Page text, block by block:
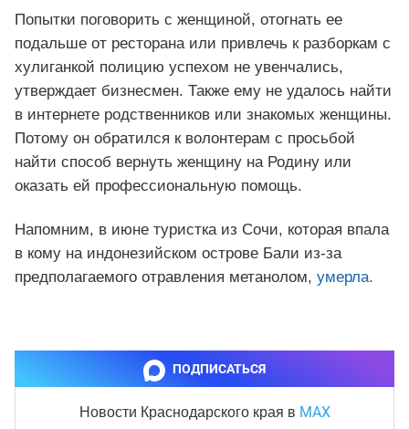
Попытки поговорить с женщиной, отогнать ее
подальше от ресторана или привлечь к разборкам с
хулиганкой полицию успехом не увенчались,
утверждает бизнесмен. Также ему не удалось найти
в интернете родственников или знакомых женщины.
Потому он обратился к волонтерам с просьбой
найти способ вернуть женщину на Родину или
оказать ей профессиональную помощь.
Напомним, в июне туристка из Сочи, которая впала
в кому на индонезийском острове Бали из-за
предполагаемого отравления метанолом, умерла.
ПОДПИСАТЬСЯ
Новости Краснодарского края в MAX